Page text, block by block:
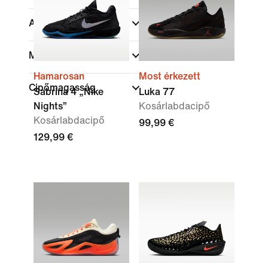
Akció és ajánlatok
Méret
Cipőmagasság
Hamarosan
Sabrina 4 „Nike
Nights”
Kosárlabdacipő
129,99 €
Most érkezett
Luka 77
Kosárlabdacipő
99,99 €